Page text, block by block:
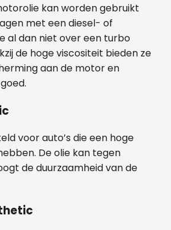
kan worden gebruikt
met een diesel- of
al dan niet over een turbo
de hoge viscositeit bieden ze
aan de motor en
voor auto’s die een hoge
De olie kan tegen
de duurzaamheid van de